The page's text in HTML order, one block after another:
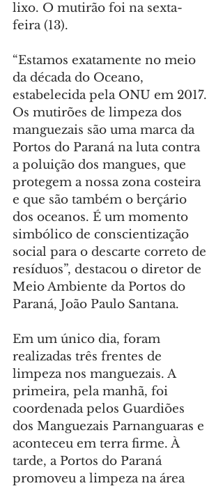
lixo. O mutirão foi na sexta-
feira (13).
“Estamos exatamente no meio
da década do Oceano,
estabelecida pela ONU em 2017.
Os mutirões de limpeza dos
manguezais são uma marca da
Portos do Paraná na luta contra
a poluição dos mangues, que
protegem a nossa zona costeira
e que são também o berçário
dos oceanos. É um momento
simbólico de conscientização
social para o descarte correto de
resíduos”, destacou o diretor de
Meio Ambiente da Portos do
Paraná, João Paulo Santana.
Em um único dia, foram
realizadas três frentes de
limpeza nos manguezais. A
primeira, pela manhã, foi
coordenada pelos Guardiões
dos Manguezais Parnanguaras e
aconteceu em terra firme. À
tarde, a Portos do Paraná
promoveu a limpeza na área